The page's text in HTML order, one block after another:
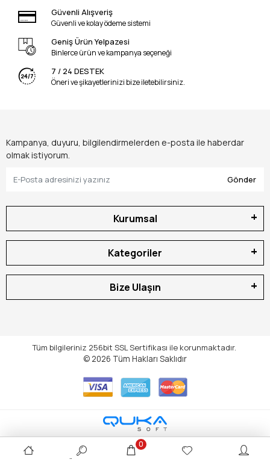
Güvenli Alışveriş
Güvenli ve kolay ödeme sistemi
Geniş Ürün Yelpazesi
Binlerce ürün ve kampanya seçeneği
7 / 24 DESTEK
Öneri ve şikayetlerinizi bize iletebilirsiniz.
Kampanya, duyuru, bilgilendirmelerden e-posta ile haberdar
olmak istiyorum.
Gönder
Kurumsal
Kategoriler
Bize Ulaşın
Tüm bilgileriniz 256bit SSL Sertifikası ile korunmaktadır.
© 2026 Tüm Hakları Saklıdır
0